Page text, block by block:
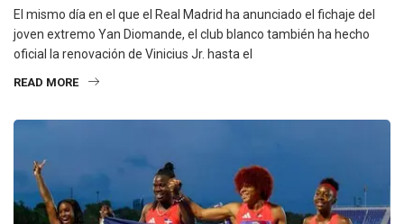
El mismo día en el que el Real Madrid ha anunciado el fichaje del
joven extremo Yan Diomande, el club blanco también ha hecho
oficial la renovación de Vinicius Jr. hasta el
READ MORE